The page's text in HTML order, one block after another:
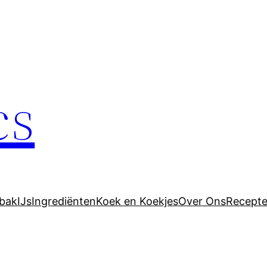
IJsIngrediëntenKoek en KoekjesOver Ons